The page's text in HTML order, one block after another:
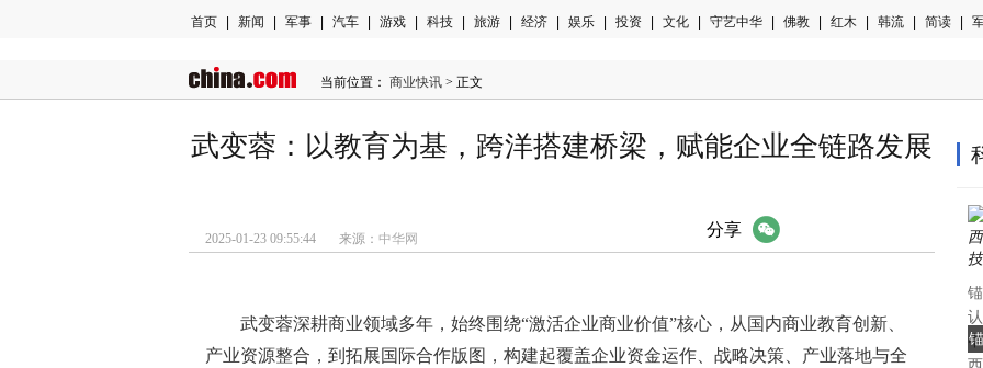
首页 新闻 军事 汽车 游戏 科技 旅游 经济 娱乐 投资 文化 守艺中华 佛教 红木 韩流 简读
当前位置： 商业快讯 > 正文
武变蓉：以教育为基，跨洋搭建桥梁，赋能企业全链路发展
2025-01-23 09:55:44 来源： 中华网 分享
武变蓉深耕商业领域多年，始终围绕“激活企业商业价值”核心，从国内商业教育创新、
产业资源整合，到拓展国际合作版图，构建起覆盖企业资金运作、战略决策、产业落地与全